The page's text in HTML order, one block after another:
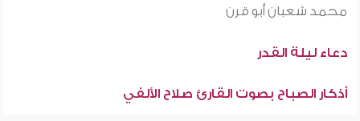
محمد شعبان أبو قرن
دعاء ليلة القدر
أذكار الصباح بصوت القارئ صلاح الألفي